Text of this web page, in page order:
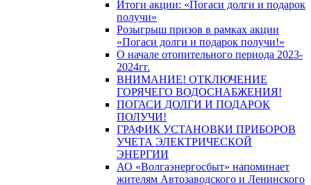
Итоги акции: «Погаси долги и подарок
получи»
Розыгрыш призов в рамках акции
«Погаси долги и подарок получи!»
О начале отопительного периода 2023-
2024гг.
ВНИМАНИЕ! ОТКЛЮЧЕНИЕ
ГОРЯЧЕГО ВОДОСНАБЖЕНИЯ!
ПОГАСИ ДОЛГИ И ПОДАРОК
ПОЛУЧИ!
ГРАФИК УСТАНОВКИ ПРИБОРОВ
УЧЕТА ЭЛЕКТРИЧЕСКОЙ
ЭНЕРГИИ
АО «Волгаэнергосбыт» напоминает
жителям Автозаводского и Ленинского